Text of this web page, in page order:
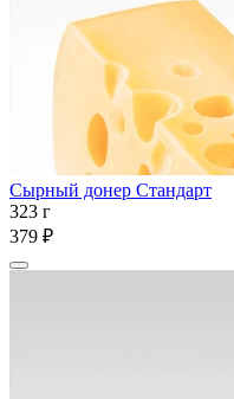
Сырный донер Стандарт
323 г
379 ₽